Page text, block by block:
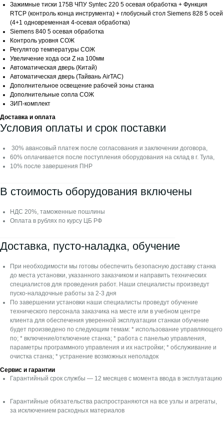
Зажимные тиски 175B ЧПУ Syntec 220 5 осевая обработка + Функция
RTCP (контроль конца инструмента) + глобусный стол Siemens 828 5 осей
(4+1 одновременная 4-осевая обработка)
Siemens 840 5 осевая обработка
Контроль уровня СОЖ
Регулятор температуры СОЖ
Увеличение хода оси Z на 100мм
Автоматическая дверь (Китай)
Автоматическая дверь (Тайвань AirTAC)
Дополнительное освещение рабочей зоны станка
Дополнительные сопла СОЖ
ЗИП-комплект
Доставка и оплата
Условия оплаты и срок поставки
30% авансовый платеж после согласования и заключении договора,
60% оплачивается после поступления оборудования на склад в г. Тула,
10% после завершения ПНР
В стоимость оборудования включены
НДС 20%, таможенные пошлины
Оплата в рублях по курсу ЦБ РФ
Доставка, пусто-наладка, обучение
При необходимости мы готовы обеспечить безопасную доставку станка
до места установки, указанного заказчиком и направить технических
специалистов для проведения работ. Наши специалисты произведут
пуско-наладочные работы за 2-3 дня
По завершении установки наши специалисты проведут обучение
технического персонала заказчика на месте или в учебном центре
клиента для обеспечения уверенной эксплуатации станкаи обучение
будет произведено по следующим темам: * использование управляющего
по; * включение/отключение станка; * работа с панелью управления,
параметры программного управления и их настройки; * обслуживание и
очистка станка; * устранение возможных неполадок
Сервис и гарантии
Гарантийный срок службы — 12 месяцев с момента ввода в эксплуатацию
Гарантийные обязательства распространяются на все узлы и агрегаты,
за исключением расходных материалов
Производители
Станки у клиентов
Отзывы
Контакты
ПОМОЩЬ В ПОДБОРЕ СТАНКА
Блог
О нас
Политика конфиденциальности
Пользовательское Соглашение
Согласие на обработку
персональных данных на сайте
Ⓒ 2024 “Майхонг-Трейдинг”. Все права защищены.
Информация на сайте не является публичной офертой.